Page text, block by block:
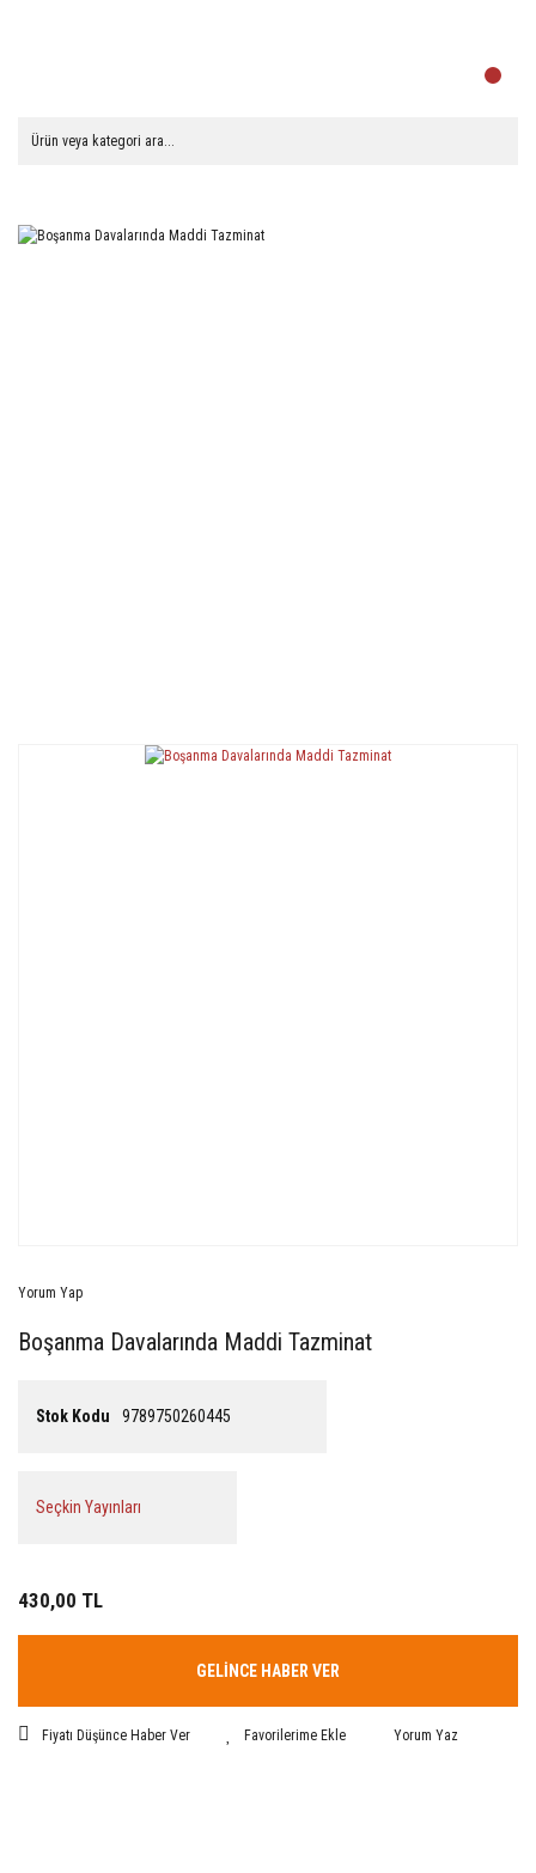
Yorum Yap
Boşanma Davalarında Maddi Tazminat
Stok Kodu 9789750260445
Seçkin Yayınları
430,00 TL
GELİNCE HABER VER
Fiyatı Düşünce Haber Ver Yorum Yaz